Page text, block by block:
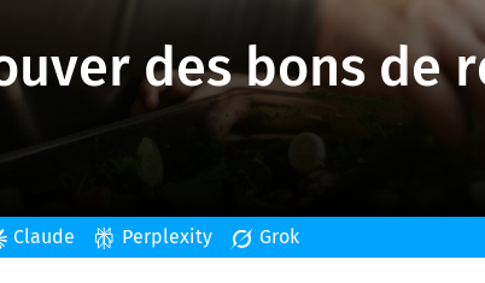
des bons de
Claude Perplexity Grok